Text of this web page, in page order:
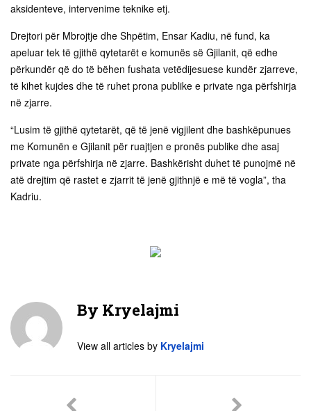
aksidenteve, intervenime teknike etj.
Drejtori për Mbrojtje dhe Shpëtim, Ensar Kadiu, në fund, ka
apeluar tek të gjithë qytetarët e komunës së Gjilanit, që edhe
përkundër që do të bëhen fushata vetëdijesuese kundër zjarreve,
të kihet kujdes dhe të ruhet prona publike e private nga përfshirja
në zjarre.
“Lusim të gjithë qytetarët, që të jenë vigjilent dhe bashkëpunues
me Komunën e Gjilanit për ruajtjen e pronës publike dhe asaj
private nga përfshirja në zjarre. Bashkërisht duhet të punojmë në
atë drejtim që rastet e zjarrit të jenë gjithnjë e më të vogla”, tha
Kadriu.
By Kryelajmi
View all articles by Kryelajmi